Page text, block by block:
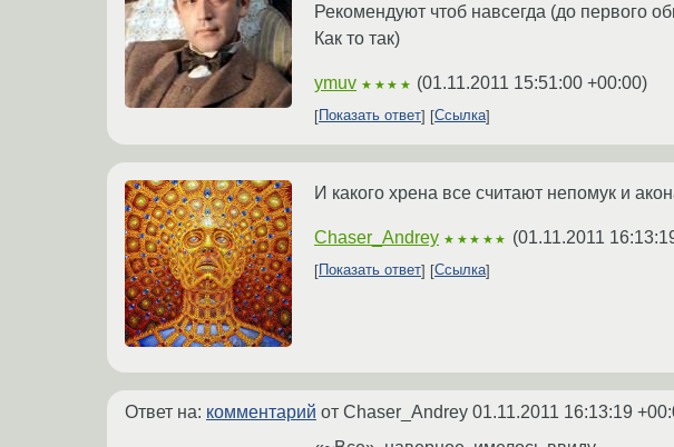
Рекомендуют чтоб навсегда (до первого
Как то так)
ymuv ★★★★ (01.11.2011 15:51:00 +00:00)
Показать ответ Ссылка
И какого хрена все считают непомук и
Chaser_Andrey ★★★★★ (01.11.2011
Показать ответ Ссылка
Ответ на: комментарий от Chaser_Andrey 01.11.2011 16:13:19